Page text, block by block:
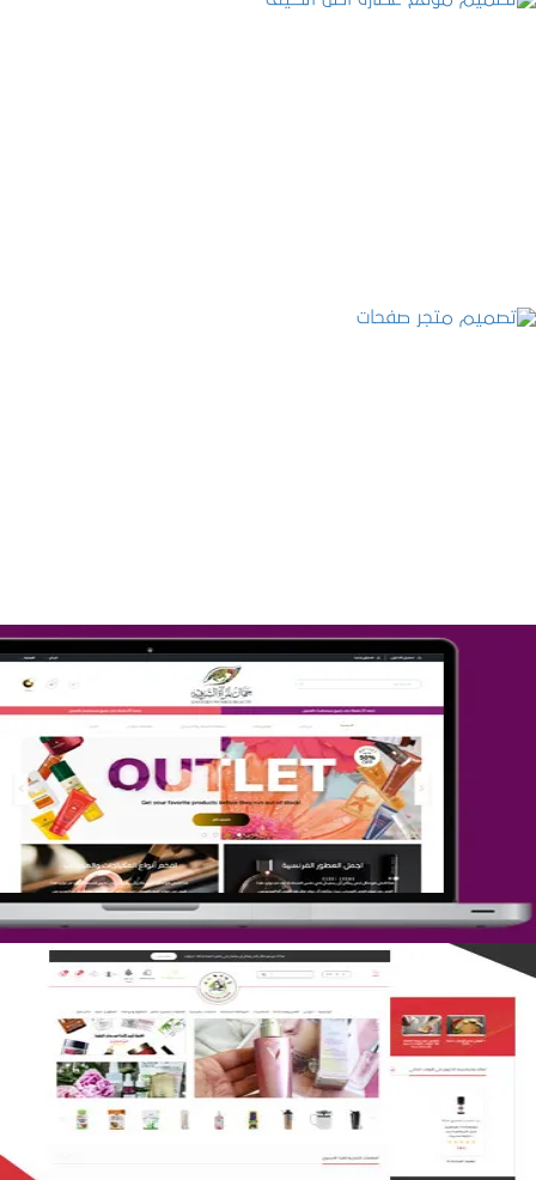
تصميم متجر جمال المرأة الشرقية
التفاصيل
تصميم متجر لمار
التفاصيل